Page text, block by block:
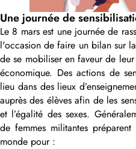
Une journée de
Le 8 mars est une journée de
l'occasion de faire un bilan sur
de se mobiliser en faveur de
économique. Des actions de
lieu dans des lieux
auprès des élèves afin de les
et l’égalité des sexes.
de femmes militantes
monde pour :